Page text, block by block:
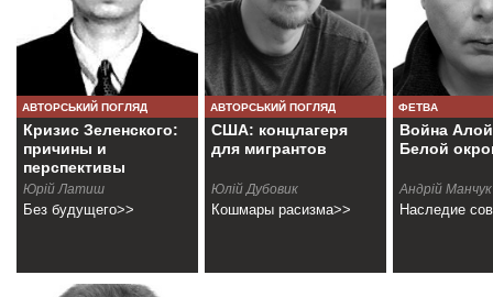
АВТОРСЬКИЙ ПОГЛЯД
Кризис Зеленского:
причины и
перспективы
Юрій Латиш
Без будущего>>
АВТОРСЬКИЙ ПОГЛЯД
США: концлагеря
для мигрантов
Юлій Дубовик
Кошмары расизма>>
ФЕТВА
Война
Белой
Андрій Манчук
Наследие